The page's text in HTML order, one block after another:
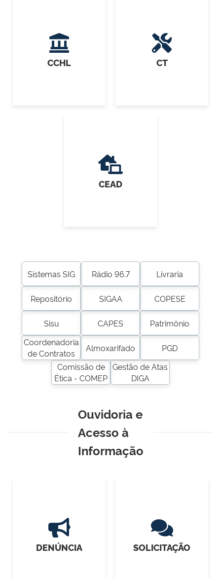
CCHL CT
CEAD
Sistemas SIG Rádio 96.7 Livraria
Repositório SIGAA COPESE
Sisu CAPES
Patrimônio
Coordenadoria
de Contratos
Almoxarifado
PGD
Comissão de
Ética - COMEP
Gestão de Atas
DIGA
Ouvidoria e
Acesso à
Informação
DENÚNCIA SOLICITAÇÃO